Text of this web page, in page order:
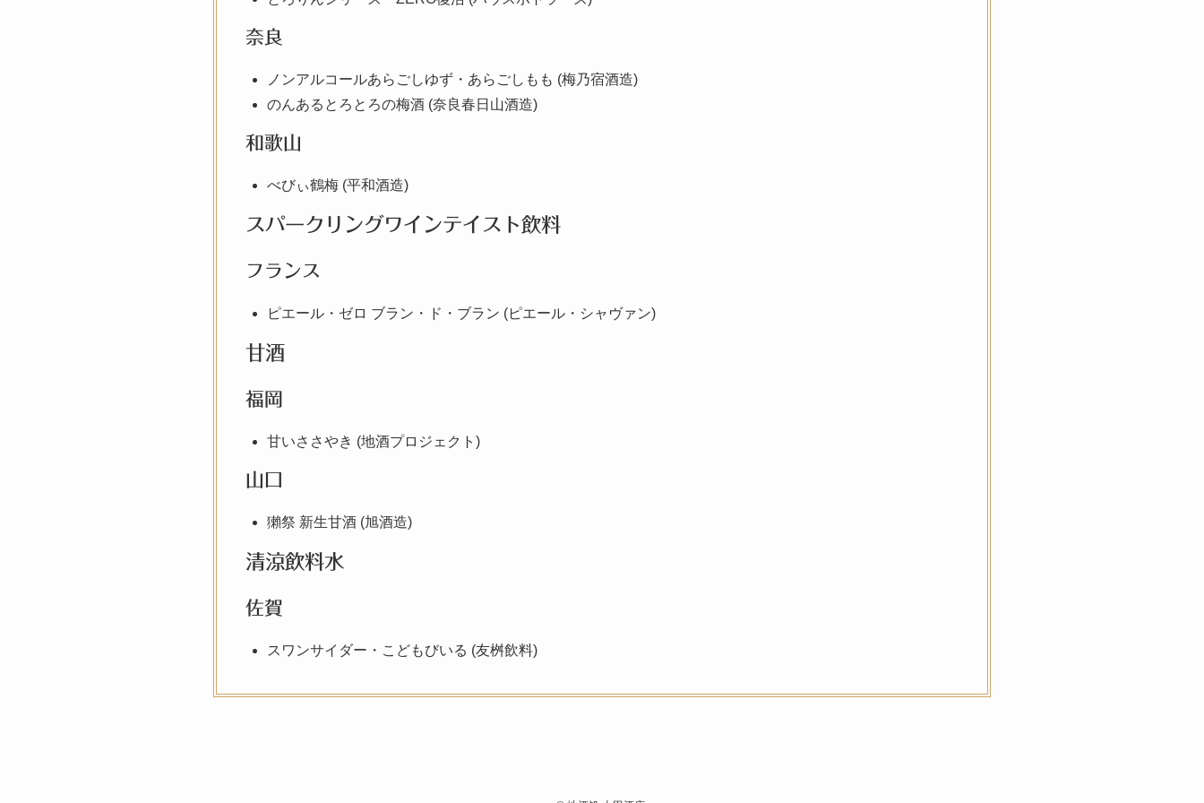
奈良
ノンアルコールあらごしゆず・あらごしもも (梅乃宿酒造)
のんあるとろとろの梅酒 (奈良春日山酒造)
和歌山
べびぃ鶴梅 (平和酒造)
スパークリングワインテイスト飲料
フランス
ピエール・ゼロ ブラン・ド・ブラン (ピエール・シャヴァン)
甘酒
福岡
甘いささやき (地酒プロジェクト)
山口
獺祭 新生甘酒 (旭酒造)
清涼飲料水
佐賀
スワンサイダー・こどもびいる (友桝飲料)